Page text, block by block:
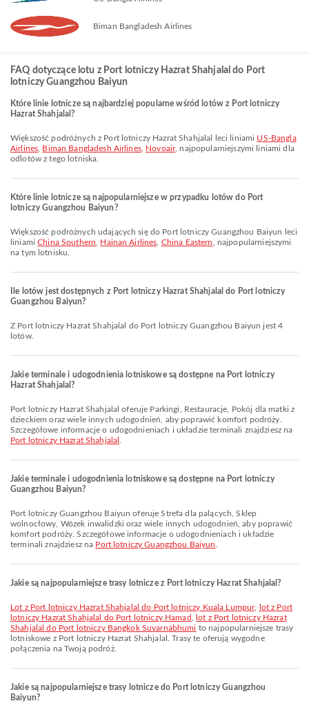
Biman Bangladesh Airlines
FAQ dotyczące lotu z Port lotniczy Hazrat Shahjalal do Port
lotniczy Guangzhou Baiyun
Które linie lotnicze są najbardziej popularne wśród lotów z Port lotniczy
Hazrat Shahjalal?
Większość podróżnych z Port lotniczy Hazrat Shahjalal leci liniami US-Bangla
Airlines Biman Bangladesh Airlines, Novoair, najpopularniejszymi liniami dla
odlotów z tego lotniska.
Które linie lotnicze są najpopularniejsze w przypadku lotów do Port
lotniczy Guangzhou Baiyun?
Większość podróżnych udających się do Port lotniczy Guangzhou Baiyun leci
liniamiChina Southern Hainan Airlines China Eastern
, najpopularniejszymi
na tym lotnisku.
Ile lotów jest dostępnych z Port lotniczy Hazrat Shahjalal do Port lotniczy
Guangzhou Baiyun?
Z Port lotniczy Hazrat Shahjalal do Port lotniczy Guangzhou Baiyun jest 4
lotów.
Jakie terminale i udogodnienia lotniskowe są dostępne na Port lotniczy
Hazrat Shahjalal?
Port lotniczy Hazrat Shahjalal oferuje Parkingi, Restauracje, Pokój dla matki z
dzieckiem oraz wiele innych udogodnień, aby poprawić komfort podróży.
Szczegółowe informacje o udogodnieniach i układzie terminali znajdziesz na
Port lotniczy Hazrat Shahjalal
Jakie terminale i udogodnienia lotniskowe są dostępne na Port lotniczy
Guangzhou Baiyun?
Port lotniczy Guangzhou Baiyun oferuje Strefa dla palących, Sklep
wolnocłowy, Wózek inwalidzki oraz wiele innych udogodnień, aby poprawić
komfort podróży. Szczegółowe informacje o udogodnieniach i układzie
terminali znajdziesz na Port lotniczy Guangzhou Baiyun
Jakie są najpopularniejsze trasy lotnicze z Port lotniczy Hazrat Shahjalal?
lot z Port lotniczy Hazrat Shahjalal do Port lotniczy Kuala Lumpur,
lot z Port
lotniczy Hazrat Shahjalal do Port lotniczy Hamad
lot z Port lotniczy Hazrat
Shahjalal do Port lotniczy Bangkok Suvarnabhumi to najpopularniejsze trasy
lotniskowe z Port lotniczy Hazrat Shahjalal. Trasy te oferują wygodne
połączenia na Twoją podróż.
Jakie są najpopularniejsze trasy lotnicze do Port lotniczy Guangzhou
Baiyun?